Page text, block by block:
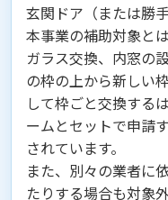
玄関ドア（または勝
本事業の補助対象と
ガラス交換、内窓の
の枠の上から新しい
して枠ごと交換する
ームとセットで申請
されています。
また、別々の業者に
たりする場合も対象